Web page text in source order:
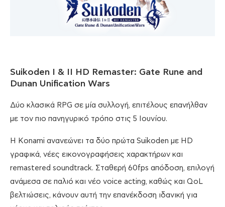
Suikoden I & II HD Remaster: Gate Rune and
Dunan Unification Wars
Δύο κλασικά RPG σε μία συλλογή, επιτέλους επανήλθαν
με τον πιο πανηγυρικό τρόπο στις 5 Ιουνίου.
Η Konami ανανεώνει τα δύο πρώτα Suikoden με HD
γραφικά, νέες εικονογραφήσεις χαρακτήρων και
remastered soundtrack. Σταθερή 60fps απόδοση, επιλογή
ανάμεσα σε παλιό και νέο voice acting, καθώς και QoL
βελτιώσεις, κάνουν αυτή την επανέκδοση ιδανική για